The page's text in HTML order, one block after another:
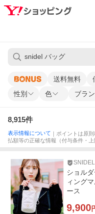
送料無料
性別
色 ブラ
8,915件
表示情報について ｜ポイントは原
払額等の正確な情報（付与条件・
SNIDEL
ショル
ィング
ース
9,900